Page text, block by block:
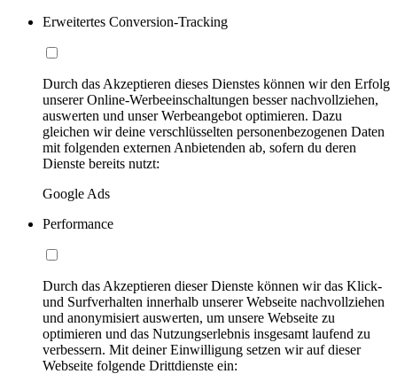
Erweitertes Conversion-Tracking
Durch das Akzeptieren dieses Dienstes können wir den Erfolg
unserer Online-Werbeeinschaltungen besser nachvollziehen,
auswerten und unser Werbeangebot optimieren. Dazu
gleichen wir deine verschlüsselten personenbezogenen Daten
mit folgenden externen Anbietenden ab, sofern du deren
Dienste bereits nutzt:
Google Ads
Performance
Durch das Akzeptieren dieser Dienste können wir das Klick-
und Surfverhalten innerhalb unserer Webseite nachvollziehen
und anonymisiert auswerten, um unsere Webseite zu
optimieren und das Nutzungserlebnis insgesamt laufend zu
verbessern. Mit deiner Einwilligung setzen wir auf dieser
Webseite folgende Drittdienste ein: